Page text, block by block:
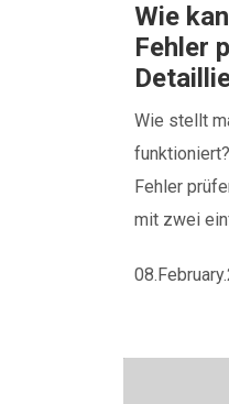
Wie
Fehler
Wie stellt
Fehler
mit zwei